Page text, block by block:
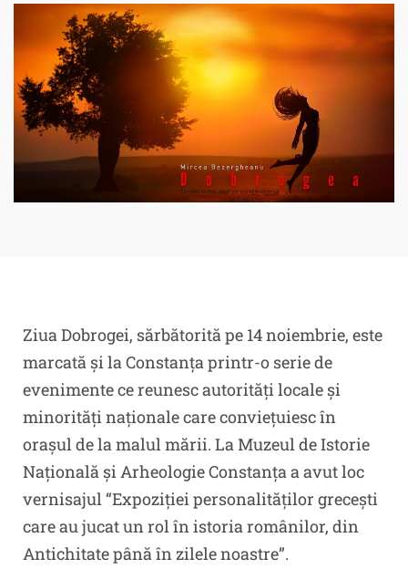
Ziua Dobrogei, sărbătorită pe 14 noiembrie, este
marcată și la Constanța printr-o serie de
evenimente ce reunesc autorități locale și
minorități naționale care conviețuiesc în
orașul de la malul mării. La Muzeul de Istorie
Națională și Arheologie Constanța a avut loc
vernisajul “Expoziției personalităților grecești
care au jucat un rol în istoria românilor, din
Antichitate până în zilele noastre”.